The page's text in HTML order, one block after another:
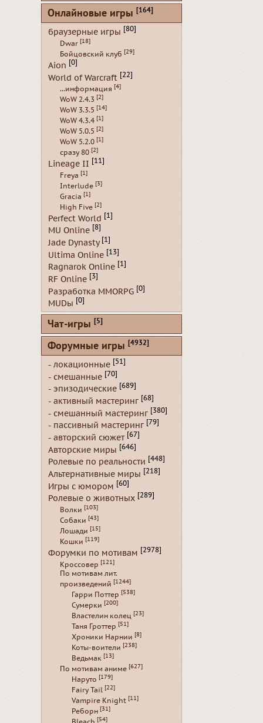
Онлайновые игры [164]
браузерные игры [80]
Dwar [18]
Бойцовский клуб [29]
Aion [0]
World of Warcraft [22]
...информация [4]
WoW 2.4.3 [2]
WoW 3.3.5 [14]
WoW 4.3.4 [1]
WoW 5.0.5 [2]
WoW 5.2.0 [1]
сразу 80 [2]
Lineage II [11]
Freya [1]
Interlude [3]
Gracia [1]
High Five [2]
Perfect World [1]
MU Online [8]
Jade Dynasty [1]
Ultima Online [13]
Ragnarok Online [1]
RF Online [3]
Разработка MMORPG [0]
MUDы [0]
Чат-игры [5]
Форумные игры [4932]
- локационные [51]
- смешанные [70]
- эпизодические [689]
- активный мастеринг [68]
- смешанный мастеринг [380]
- пассивный мастеринг [79]
- авторский сюжет [67]
Авторские миры [646]
Ролевые по реальности [448]
Альтернативные миры [218]
Игры с юмором [60]
Ролевые о животных [289]
Волки [103]
Собаки [43]
Лошади [15]
Кошки [119]
Форумки по мотивам [2978]
Кроссовер [121]
По мотивам лит.
произведений [1244]
Гарри Поттер [538]
Сумерки [200]
Властелин колец [23]
Таня Гроттер [51]
Хроники Нарнии [8]
Коты-воители [238]
Ведьмак [13]
По мотивам аниме [627]
Наруто [179]
Fairy Tail [22]
Vampire Knight [11]
Реборн [31]
[54]